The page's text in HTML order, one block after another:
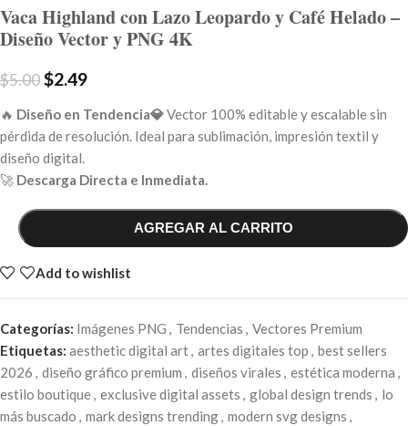
Vaca Highland con Lazo Leopardo y Café Helado –
Diseño Vector y PNG 4K
$5.00$2.49
🔥 Diseño en Tendencia💎Vector 100% editable y escalable sin
pérdida de resolución. Ideal para sublimación, impresión textil y
diseño digital.
🚀 Descarga Directa e Inmediata.
AGREGAR AL CARRITO
Add to wishlist
Categorías: Imágenes PNG , Tendencias , Vectores Premium
Etiquetas: aesthetic digital art, artes digitales top , best sellers
2026 , diseño gráfico premium , diseños virales , estética moderna ,
estilo boutique, exclusive digital assets , global design trends , lo
más buscado , mark designs trending, modern svg designs ,